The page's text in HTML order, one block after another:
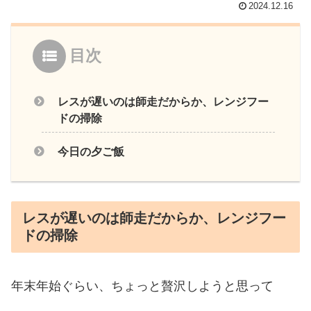
2024.12.16
目次
レスが遅いのは師走だからか、レンジフー
ドの掃除
今日の夕ご飯
レスが遅いのは師走だからか、レンジフー
ドの掃除
年末年始ぐらい、ちょっと贅沢しようと思って